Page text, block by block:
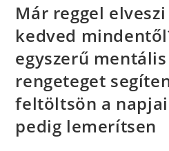
Már reggel
kedved
egyszerű
rengeteget
feltöltsön a
pedig lemerítsen